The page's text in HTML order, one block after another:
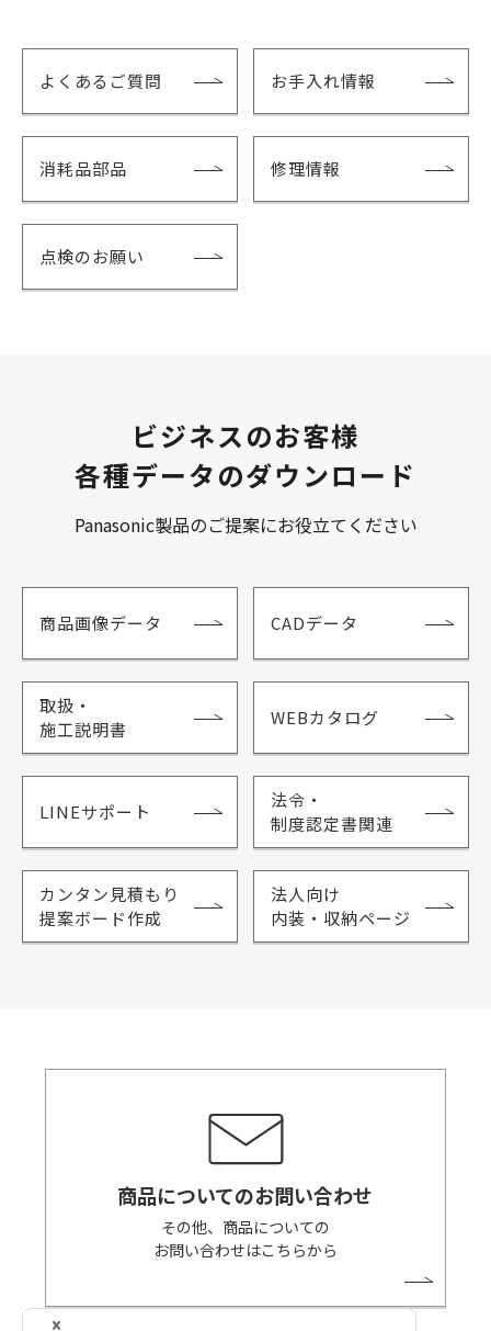
よくあるご質問 お手入れ情報
消耗品部品 修理情報
点検のお願い
ビジネスのお客様
各種データのダウンロード
Panasonic製品のご提案にお役立てください
商品画像データ CADデータ
取扱・
施工説明書
WEBカタログ
LINEサポート
法令・
制度認定書関連
カンタン見積もり
提案ボード作成
法人向け
内装・収納ページ
商品についてのお問い合わせ
その他、商品についての
お問い合わせはこちらから